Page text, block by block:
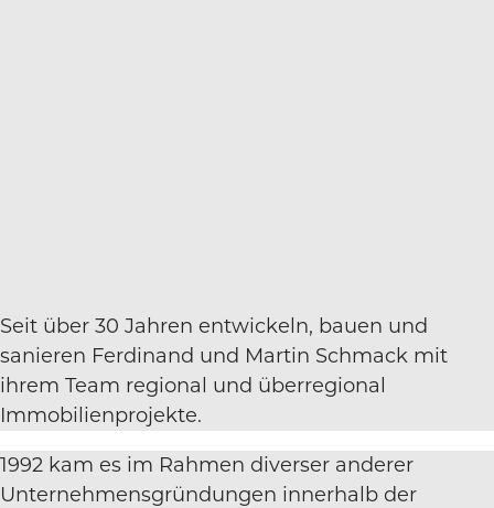
Seit über 30 Jahren entwickeln, bauen und
sanieren Ferdinand und Martin Schmack mit
ihrem Team regional und überregional
Immobilienprojekte.
1992 kam es im Rahmen diverser anderer
Unternehmensgründungen innerhalb der